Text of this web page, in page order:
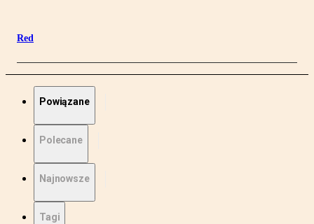
Red
Powiązane
Polecane
Najnowsze
Tagi